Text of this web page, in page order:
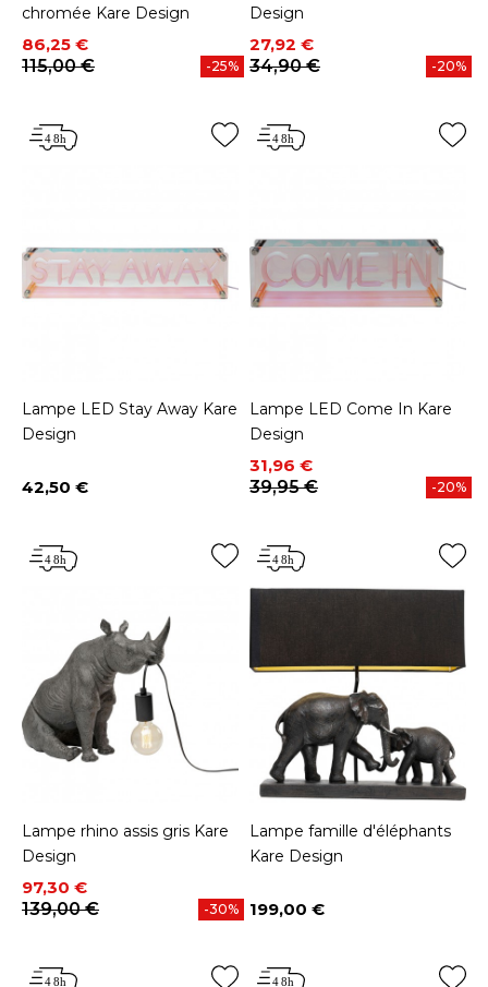
chromée Kare Design
Prix
86,25 €
Prix de base
115,00 €
-25%
Design
Prix
27,92 €
Prix de base
34,90 €
-20%
Lampe LED Stay Away Kare
Design
Prix
42,50 €
Lampe LED Come In Kare
Design
Prix
31,96 €
Prix de base
39,95 €
-20%
Lampe rhino assis gris Kare
Design
Prix
97,30 €
Prix de base
139,00 €
-30%
Lampe famille d'éléphants
Kare Design
Prix
199,00 €